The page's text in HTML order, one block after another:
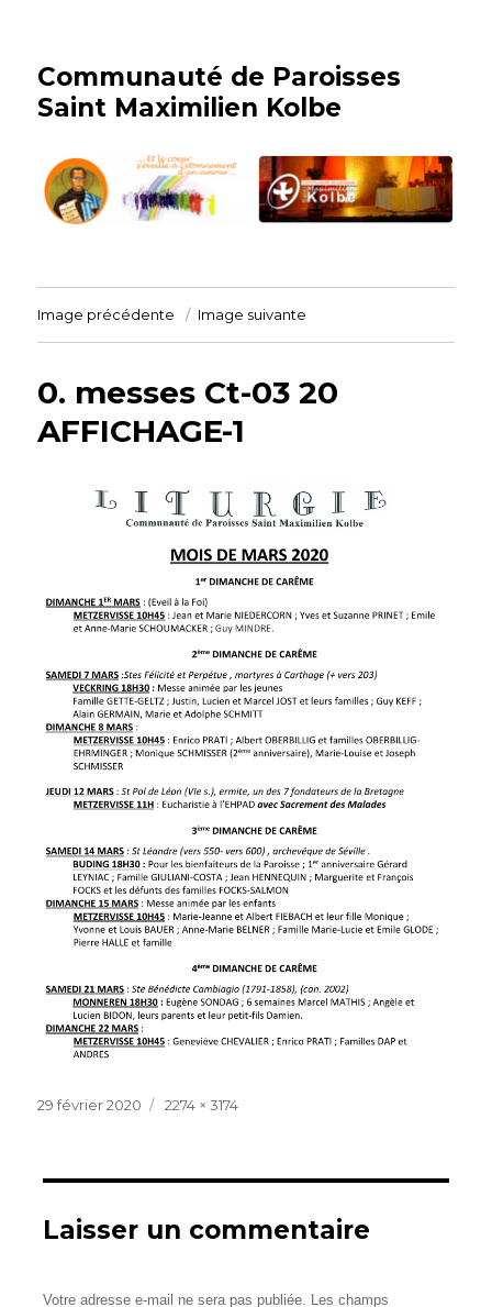
Communauté de Paroisses
Saint Maximilien Kolbe
Image précédente Image suivante
0. messes Ct-03 20
AFFICHAGE-1
Publié
29 février 2020
Taille
2274 × 3174
Laisser un commentaire
Votre adresse e-mail ne sera pas publiée. Les champs